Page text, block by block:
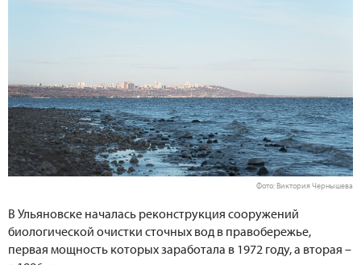
Фото: Виктория Чернышева
В Ульяновске началась реконструкция сооружений
биологической очистки сточных вод в правобережье,
первая мощность которых заработала в 1972 году, а вторая –